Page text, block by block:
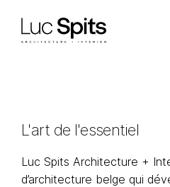
L'art de l'essentiel
Luc Spits Architecture +
d’architecture belge qui